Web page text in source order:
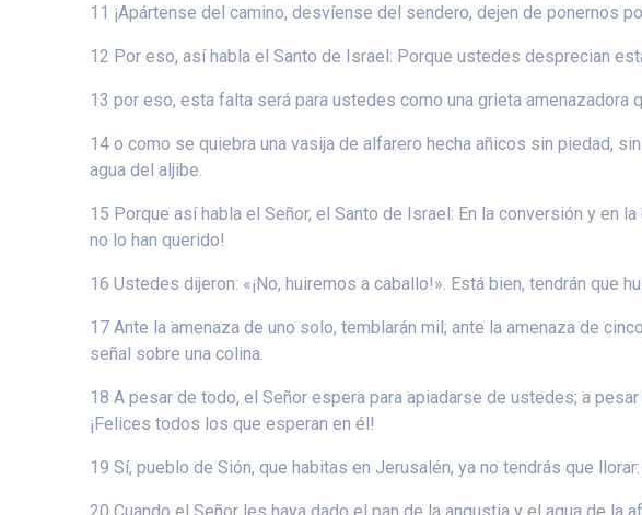
11 ¡Apártense del camino, desvíense del sendero, dejen de ponernos
12 Por eso, así habla el Santo de Israel: Porque ustedes desprecian
13 por eso, esta falta será para ustedes como una grieta amenazadora
14 o como se quiebra una vasija de alfarero hecha añicos sin piedad,
agua del aljibe.
15 Porque así habla el Señor, el Santo de Israel: En la conversión y en
no lo han querido!
16 Ustedes dijeron: «¡No, huiremos a caballo!». Está bien, tendrán que
17 Ante la amenaza de uno solo, temblarán mil; ante la amenaza de
señal sobre una colina.
18 A pesar de todo, el Señor espera para apiadarse de ustedes; a
¡Felices todos los que esperan en él!
19 Sí, pueblo de Sión, que habitas en Jerusalén, ya no tendrás que